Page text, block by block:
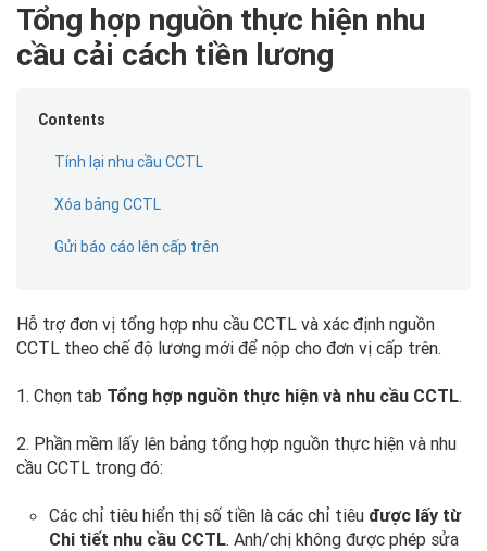
Tổng hợp nguồn thực hiện nhu
cầu cải cách tiền lương
Contents
Tính lại nhu cầu CCTL
Xóa bảng CCTL
Gửi báo cáo lên cấp trên
Hỗ trợ đơn vị tổng hợp nhu cầu CCTL và xác định nguồn
CCTL theo chế độ lương mới để nộp cho đơn vị cấp trên.
1. Chọn tab Tổng hợp nguồn thực hiện và nhu cầu CCTL.
2. Phần mềm lấy lên bảng tổng hợp nguồn thực hiện và nhu
cầu CCTL trong đó:
Các chỉ tiêu hiển thị số tiền là các chỉ tiêu được lấy từ
Chi tiết nhu cầu CCTL. Anh/chị không được phép sửa